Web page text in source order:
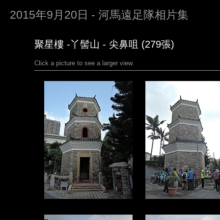
2015年9月20日 - 河馬遠足隊相片集
聚星樓 -丫髻山 - 尖鼻咀 (279張)
Click a picture to see a larger view.